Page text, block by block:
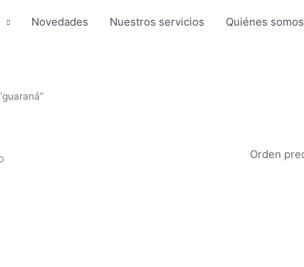
Novedades Nuestros servicios Quiénes somos